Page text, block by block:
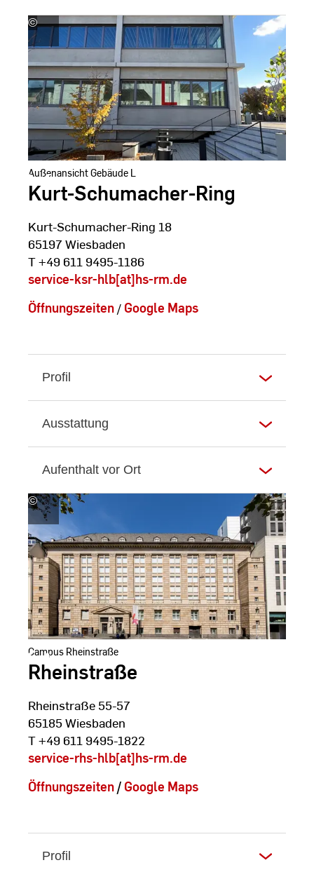
©
Hochschul-
und
Landesbibliothek
RheinMain
Außenansicht Gebäude L
Kurt-Schumacher-Ring
Kurt-Schumacher-Ring 18
65197 Wiesbaden
T +49 611 9495-1186
service-ksr-hlb[at]hs-rm.de
Öffnungszeiten/ Google Maps
Profil
Ausstattung
Aufenthalt vor Ort
©
Andreas
Schlote
Campus Rheinstraße
Rheinstraße
Rheinstraße 55-57
65185 Wiesbaden
T +49 611 9495-1822
service-rhs-hlb[at]hs-rm.de
Öffnungszeiten / Google Maps
Profil